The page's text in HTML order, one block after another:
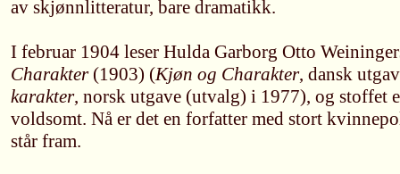
av skjønnlitteratur, bare dramatikk.
I februar 1904 leser Hulda Garborg Otto
Charakter (1903) (Kjøn og Charakter, dansk
karakter, norsk utgave (utvalg) i 1977), og stoffet
voldsomt. Nå er det en forfatter med stort
står fram.